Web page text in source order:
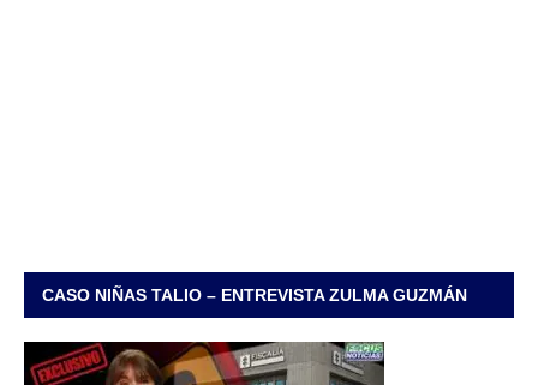
CASO NIÑAS TALIO – ENTREVISTA ZULMA GUZMÁN